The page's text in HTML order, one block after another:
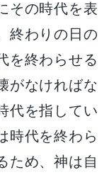
その時代を表
終わりの日の
を終わらせる
がなければな
代を指してい
時代を終わら
ため、神は自